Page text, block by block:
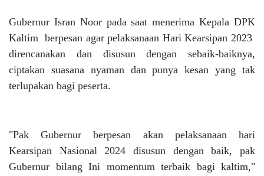
Gubernur Isran Noor pada saat menerima Kepala DPK
Kaltim berpesan agar pelaksanaan Hari Kearsipan 2023
direncanakan dan disusun dengan sebaik-baiknya,
ciptakan suasana nyaman dan punya kesan yang tak
terlupakan bagi peserta.
"Pak Gubernur berpesan akan pelaksanaan hari
Kearsipan Nasional 2024 disusun dengan baik, pak
Gubernur bilang Ini momentum terbaik bagi kaltim,"